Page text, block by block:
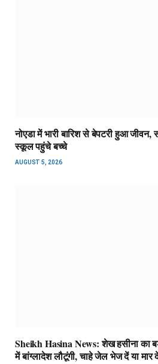
नोएडा में भारी बारिश से बेपटरी हुआ जीवन,
स्कूल पहुंचे बच्चे
AUGUST 5, 2026
Sheikh Hasina News: शेख हसीना का
में बांग्लादेश लौटूंगी, चाहे जेल भेज दें या